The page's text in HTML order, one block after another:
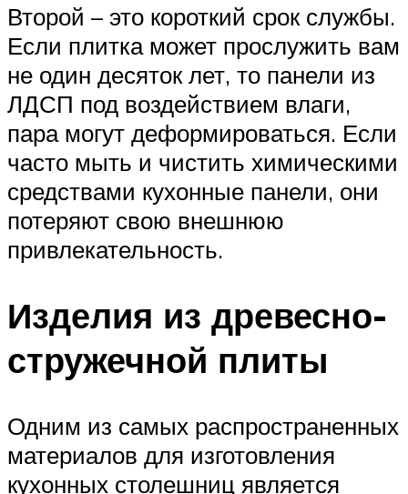
Второй – это короткий срок службы.
Если плитка может прослужить вам
не один десяток лет, то панели из
ЛДСП под воздействием влаги,
пара могут деформироваться. Если
часто мыть и чистить химическими
средствами кухонные панели, они
потеряют свою внешнюю
привлекательность.
Изделия из древесно-
стружечной плиты
Одним из самых распространенных
материалов для изготовления
кухонных столешниц является